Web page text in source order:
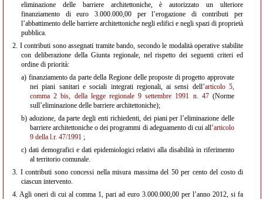
eliminazione delle barriere architettoniche, è autorizzato un ulteriore
finanziamento di euro 3.000.000,00 per l’erogazione di contributi per
l’abbattimento delle barriere architettoniche negli edifici e negli spazi di proprietà
pubblica.
2. I contributi sono assegnati tramite bando, secondo le modalità operative stabilite
con deliberazione della Giunta regionale, nel rispetto dei seguenti criteri ed
ordine di priorità:
a) finanziamento da parte della Regione delle proposte di progetto approvate
nei piani sanitari e sociali integrati regionali, ai sensi dell’articolo 5,
comma 2 bis, della legge regionale 9 settembre 1991 n. 47(Norme
sull’eliminazione delle barriere architettoniche);
b) adozione, da parte degli enti richiedenti, dei piani per l’eliminazione delle
barriere architettoniche o dei programmi di adeguamento di cui all’articolo
9 della l.r. 47/1991 ;
c) dati demografici e dati epidemiologici relativi alla disabilità in riferimento
al territorio comunale.
3. I contributi sono concessi nella misura massima del 50 per cento del costo di
ciascun intervento.
4. Agli oneri di cui al comma 1, pari ad euro 3.000.000,00 per l’anno 2012, si fa